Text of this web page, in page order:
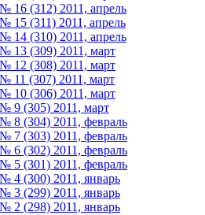
16 (312) 2011, апрель
15 (311) 2011, апрель
14 (310) 2011, апрель
13 (309) 2011, март
12 (308) 2011, март
11 (307) 2011, март
10 (306) 2011, март
9 (305) 2011, март
8 (304) 2011, февраль
7 (303) 2011, февраль
6 (302) 2011, февраль
5 (301) 2011, февраль
4 (300) 2011, январь
3 (299) 2011, январь
2 (298) 2011, январь